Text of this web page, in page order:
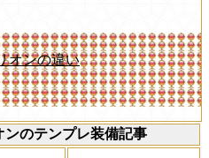
オンの違い
ンのテンプレ装備記事